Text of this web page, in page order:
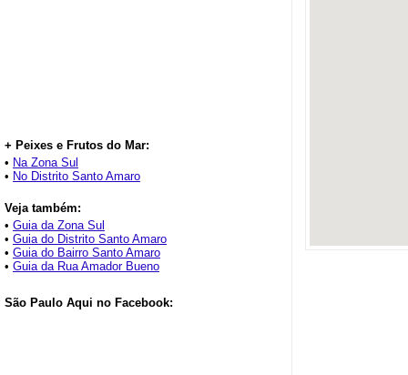
+ Peixes e Frutos do Mar:
• Na Zona Sul
• No Distrito Santo Amaro
Veja também:
• Guia da Zona Sul
• Guia do Distrito Santo Amaro
• Guia do Bairro Santo Amaro
• Guia da Rua Amador Bueno
São Paulo Aqui no Facebook: